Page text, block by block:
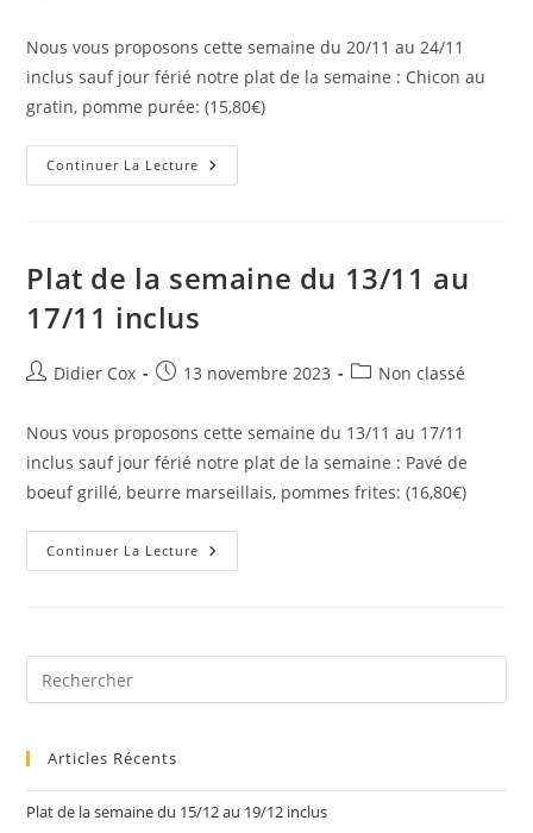
Nous vous proposons cette semaine du 20/11 au 24/11
inclus sauf jour férié notre plat de la semaine : Chicon au
gratin, pomme purée: (15,80€)
Continuer La Lecture
Plat de la semaine du 13/11 au
17/11 inclus
Didier Cox 13 novembre 2023 Non classé
Nous vous proposons cette semaine du 13/11 au 17/11
inclus sauf jour férié notre plat de la semaine : Pavé de
boeuf grillé, beurre marseillais, pommes frites: (16,80€)
Continuer La Lecture
Articles Récents
Plat de la semaine du 15/12 au 19/12 inclus